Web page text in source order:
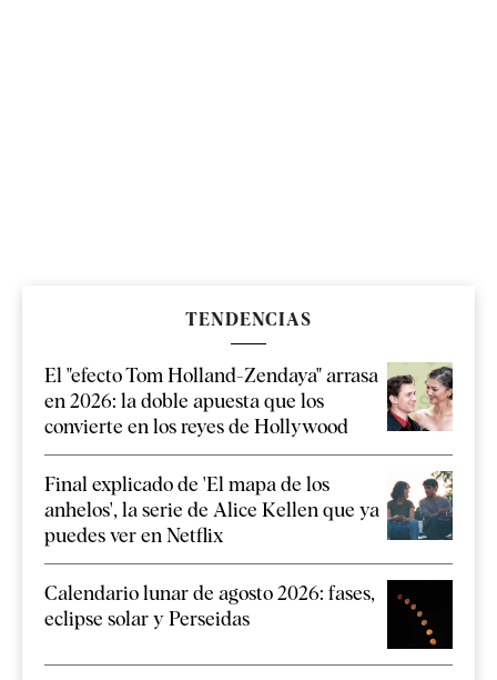
TENDENCIAS
El "efecto Tom Holland-Zendaya" arrasa
en 2026: la doble apuesta que los
convierte en los reyes de Hollywood
Final explicado de 'El mapa de los
anhelos', la serie de Alice Kellen que ya
puedes ver en Netflix
Calendario lunar de agosto 2026: fases,
eclipse solar y Perseidas